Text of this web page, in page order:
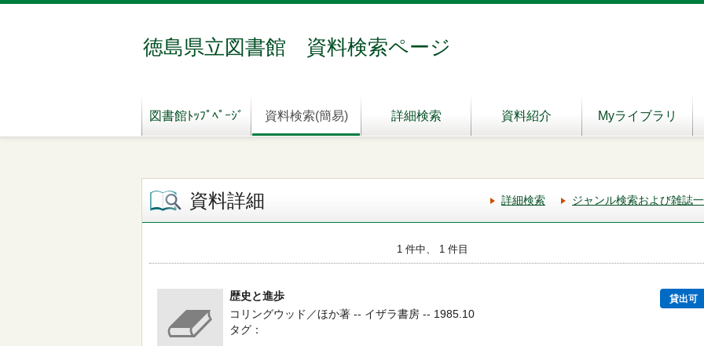
徳島県立図書館 資料検索ページ
図書館ﾄｯﾌﾟﾍﾟｰｼﾞ 資料検索(簡易) 詳細検索 資料紹介 Myライブラリ
資料詳細 詳細検索 ジャンル検索および雑誌
1 件中、 1 件目
歴史と進歩 貸出可
コリングウッド／ほか著 -- イザラ書房 -- 1985.10
タグ